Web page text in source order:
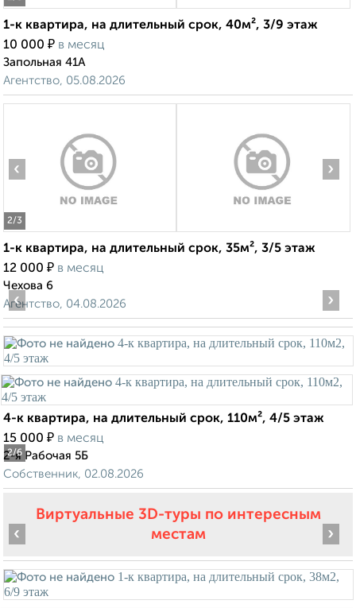
1-к квартира, на длительный срок, 40м², 3/9 этаж
10 000 ₽ в месяц
Запольная 41А
Агентство, 05.08.2026
2/3
‹ ›
1-к квартира, на длительный срок, 35м², 3/5 этаж
12 000 ₽ в месяц
Чехова 6
Агентство, 04.08.2026
2/6
‹ ›
4-к квартира, на длительный срок, 110м², 4/5 этаж
15 000 ₽ в месяц
2-я Рабочая 5Б
Собственник, 02.08.2026
Виртуальные 3D-туры по интересным
местам
‹ ›